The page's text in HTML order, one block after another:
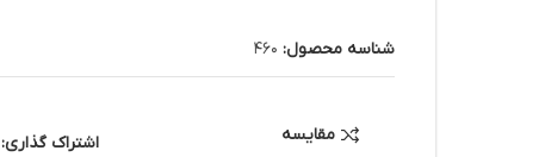
شناسه محصول: 460
مقایسه اشتراک گذاری: